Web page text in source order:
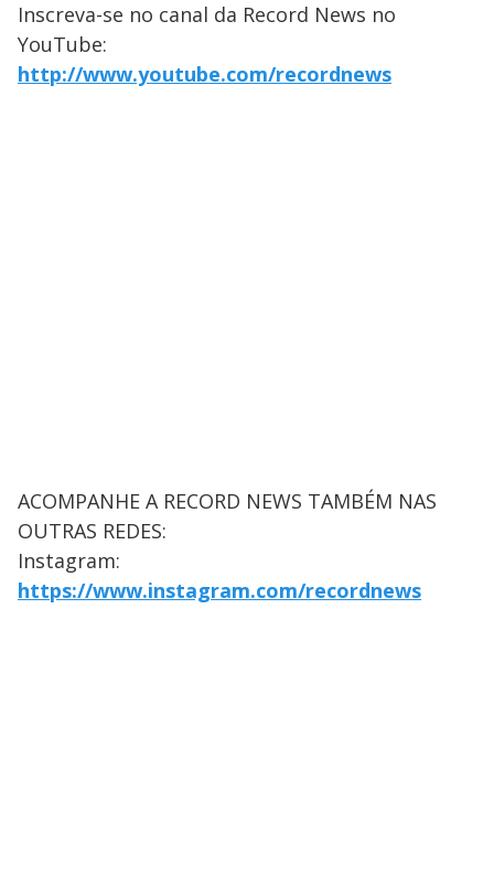
Inscreva-se no canal da Record News no
YouTube:
http://www.youtube.com/recordnews
ACOMPANHE A RECORD NEWS TAMBÉM NAS
OUTRAS REDES:
Instagram:
https://www.instagram.com/recordnews